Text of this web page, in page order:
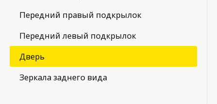
Передний правый подкрылок
Передний левый подкрылок
Дверь
Зеркала заднего вида